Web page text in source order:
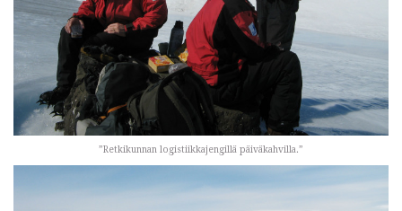
”Retkikunnan logistiikkajengillä päiväkahvilla.”